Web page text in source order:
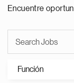
Encuentre
Función